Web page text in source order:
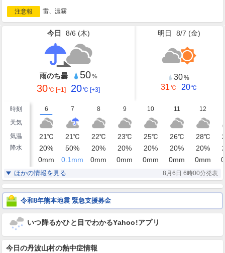
注意報 雷、濃霧
今日 8/6 (木)
雨のち曇 50%
30℃ [+1] 20℃ [+3]
明日 8/7 (金)
30%
31 ℃ 20℃
時刻 6 7 8 9 10 11
12
天気
気温
21℃ 21℃ 22℃ 23℃ 25℃ 26℃ 28℃
降水 20% 50% 20% 20% 20% 20% 20%
0mm 0.1 mm 0mm 0mm 0mm 0mm 0mm 0
湿度 86 % 65% 61%
風
静穏
0m/s
東北東
1m/s
東
2m/s
東南東
2m/s
東南東
2m/s
東南東
2m/s
東南東
2m/s
ほかの情報を見る 8月6日 6時00分発表
令和8年熊本地震 緊急支援募金
いつ降るかひと目でわかるYahoo!アプリ
今日の丹波山村の熱中症情報